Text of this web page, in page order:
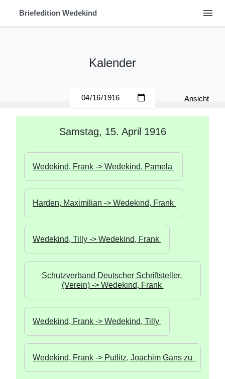
Briefedition Wedekind menu
Kalender
Ansicht
Samstag, 15. April 1916
Wedekind, Frank -> Wedekind, Pamela
Harden, Maximilian -> Wedekind, Frank
Wedekind, Tilly -> Wedekind, Frank
Schutzverband Deutscher Schriftsteller,
(Verein) -> Wedekind, Frank
Wedekind, Frank -> Wedekind, Tilly